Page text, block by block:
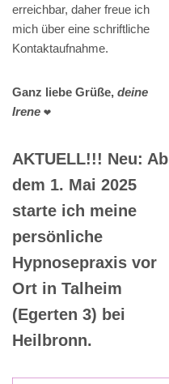
erreichbar, daher freue ich
mich über eine schriftliche
Kontaktaufnahme.
Ganz liebe Grüße, deine
Irene ❤️
AKTUELL!!! Neu: Ab
dem 1. Mai 2025
starte ich meine
persönliche
Hypnosepraxis vor
Ort in Talheim
(Egerten 3) bei
Heilbronn.